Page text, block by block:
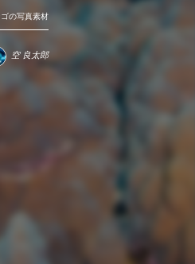
の写真素材
空 良太郎